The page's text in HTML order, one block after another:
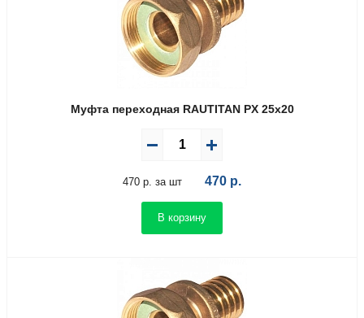
Муфта переходная RAUTITAN PX 25х20
470 р. за шт 470 р.
В корзину